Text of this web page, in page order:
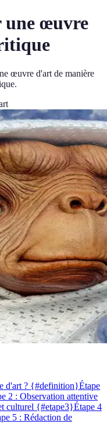
une œuvre
œuvre d'art de manière
d'art ? {#definition}Étape
2 : Observation attentive
culturel {#etape3}Étape 4
5 : Rédaction de